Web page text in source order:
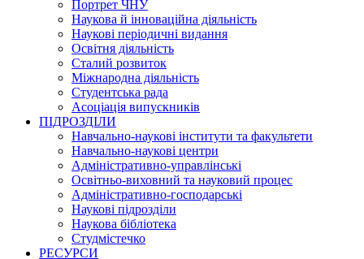
Портрет ЧНУ
Наукова й інноваційна діяльність
Наукові періодичні видання
Освітня діяльність
Сталий розвиток
Міжнародна діяльність
Студентська рада
Асоціація випускників
ПІДРОЗДІЛИ
Навчально-наукові інститути та факультети
Навчально-наукові центри
Адміністративно-управлінські
Освітньо-виховний та науковий процес
Адміністративно-господарські
Наукові підрозділи
Наукова бібліотека
Студмістечко
РЕСУРСИ